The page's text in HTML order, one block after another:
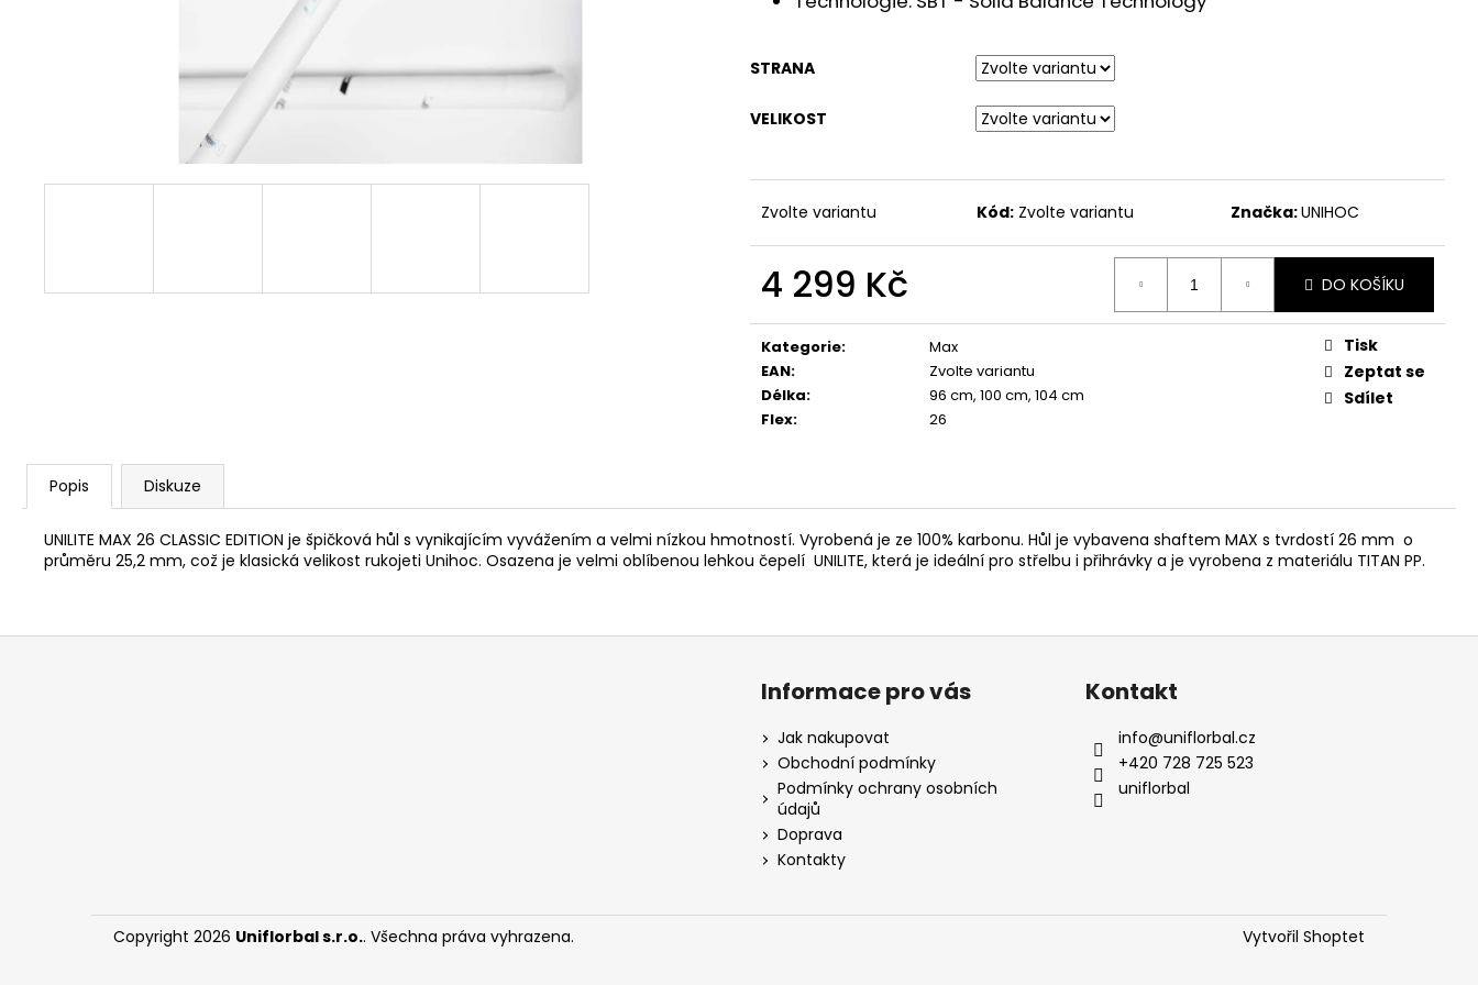
STRANA
VELIKOST
Zvolte variantu Kód: Zvolte variantu Značka:UNIHOC
4 299 Kč DO KOŠÍKU
Kategorie:
Max
EAN:
Zvolte variantu
Délka:
96 cm, 100 cm, 104 cm
Flex: 26
Tisk
Zeptat se
Sdílet
Popis Diskuze
UNILITE MAX 26 CLASSIC EDITION je špičková hůl s vynikajícím vyvážením a velmi nízkou hmotností. Vyrobená je ze 100% karbonu. Hůl je vybavena shaftem MAX s tvrdostí 26 mm o
průměru 25,2 mm, což je klasická velikost rukojeti Unihoc. Osazena je velmi oblíbenou lehkou čepelí UNILITE, která je ideální pro střelbu i přihrávky a je vyrobena z materiálu TITAN PP.
Informace pro vás
Jak nakupovat
Obchodní podmínky
Podmínky ochrany osobních
údajů
Doprava
Kontakty
Kontakt
info@uniflorbal.cz
+420 728 725 523
uniflorbal
Vytvořil Shoptet
Copyright 2026 Uniflorbal s.r.o.. Všechna práva vyhrazena.